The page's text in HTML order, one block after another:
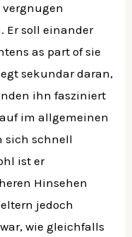
Er soll einander
as part of sie
sekundar daran,
ihn fasziniert
im allgemeinen
sich schnell
ist er
Hinsehen
jedoch
wie gleichfalls